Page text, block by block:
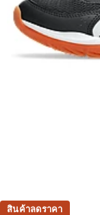
สินค้าลดราคา